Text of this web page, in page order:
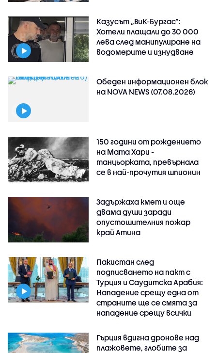
Казусът „ВиК-Бургас“:
Хотели плащали до 30 000
лева след манипулиране на
водомерите и изнудване
Обеден информационен блок
на NOVA NEWS (07.08.2026)
150 години от рождението
на Мата Хари -
танцьорката, превърнала
се в най-прочутия шпионин
Задържаха кмет и още
двама души заради
опустошителния пожар
край Атина
Пакистан след
подписването на пакт с
Турция и Саудитска Арабия:
Нападение срещу една от
страните ще се смята за
нападение срещу всички
Гърция вдигна дронове над
плажовете, глобите за